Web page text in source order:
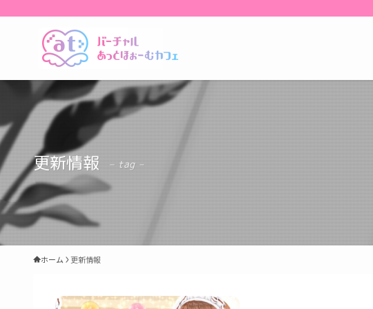
更新情報 – tag –
ホーム 更新情報